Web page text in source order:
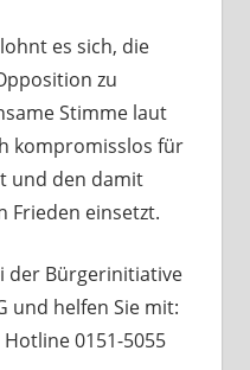
es sich, die
zu
Stimme laut
kompromisslos für
und den damit
Frieden einsetzt.
der Bürgerinitiative
und helfen Sie mit:
Hotline 0151-5055